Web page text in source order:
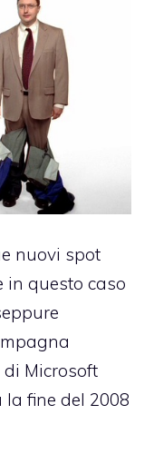
nuovi spot
in questo caso
Microsoft
fine del 2008